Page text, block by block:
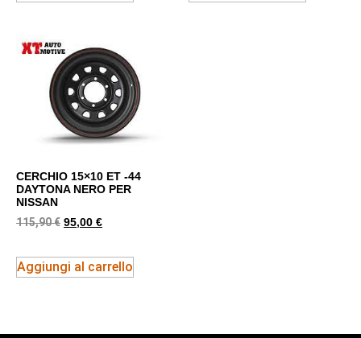
CERCHIO 15×10 ET -44
DAYTONA NERO PER
NISSAN
115,90€ 95,00 €
Aggiungi al carrello